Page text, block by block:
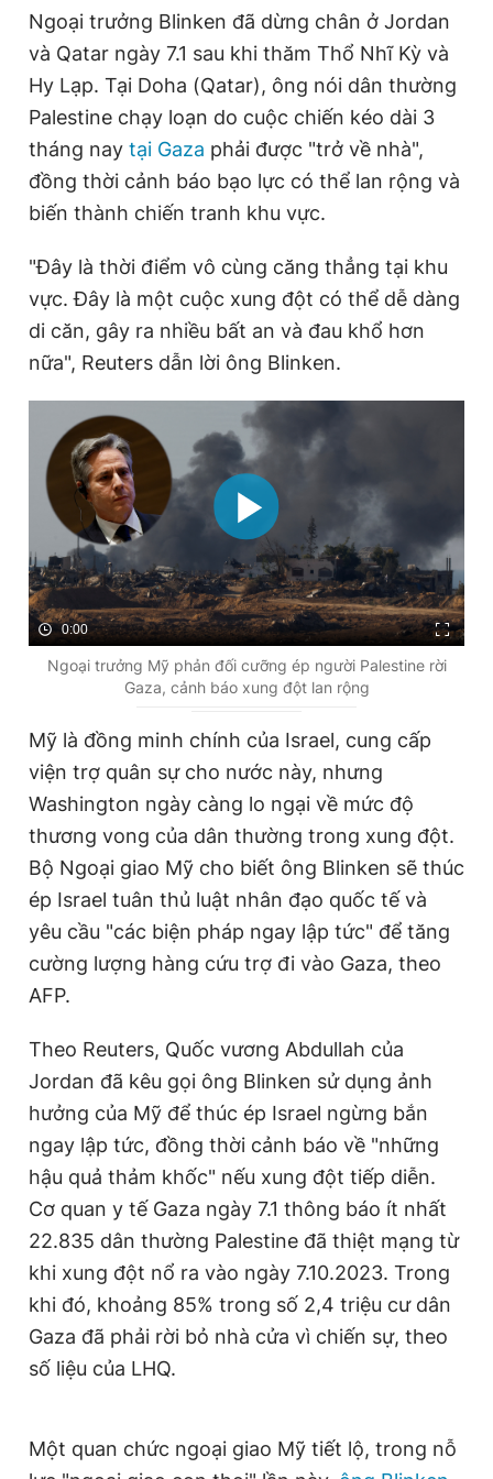
Giấy phép xuất bản số 110/GP - BTTTT cấp ngày 24.3.2020
© 2003-2026 Bản quyền thuộc về Báo Thanh Niên. Cấm sao
chép dưới mọi hình thức nếu không có sự chấp thuận bằng văn
bản. Phát triển bởi ePi Technologies, JSC.
Ngoại trưởng Blinken đã dừng chân ở Jordan
và Qatar ngày 7.1 sau khi thăm Thổ Nhĩ Kỳ và
Hy Lạp. Tại Doha (Qatar), ông nói dân thường
Palestine chạy loạn do cuộc chiến kéo dài 3
tháng nay tại Gaza phải được "trở về nhà",
đồng thời cảnh báo bạo lực có thể lan rộng và
biến thành chiến tranh khu vực.
"Đây là thời điểm vô cùng căng thẳng tại khu
vực. Đây là một cuộc xung đột có thể dễ dàng
di căn, gây ra nhiều bất an và đau khổ hơn
nữa", Reuters dẫn lời ông Blinken.
0:00
Ngoại trưởng Mỹ phản đối cưỡng ép người Palestine rời
Gaza, cảnh báo xung đột lan rộng
Mỹ là đồng minh chính của Israel, cung cấp
viện trợ quân sự cho nước này, nhưng
Washington ngày càng lo ngại về mức độ
thương vong của dân thường trong xung đột.
Bộ Ngoại giao Mỹ cho biết ông Blinken sẽ thúc
ép Israel tuân thủ luật nhân đạo quốc tế và
yêu cầu "các biện pháp ngay lập tức" để tăng
cường lượng hàng cứu trợ đi vào Gaza, theo
AFP.
Theo Reuters, Quốc vương Abdullah của
Jordan đã kêu gọi ông Blinken sử dụng ảnh
hưởng của Mỹ để thúc ép Israel ngừng bắn
ngay lập tức, đồng thời cảnh báo về "những
hậu quả thảm khốc" nếu xung đột tiếp diễn.
Cơ quan y tế Gaza ngày 7.1 thông báo ít nhất
22.835 dân thường Palestine đã thiệt mạng từ
khi xung đột nổ ra vào ngày 7.10.2023. Trong
khi đó, khoảng 85% trong số 2,4 triệu cư dân
Gaza đã phải rời bỏ nhà cửa vì chiến sự, theo
số liệu của LHQ.
Một quan chức ngoại giao Mỹ tiết lộ, trong nỗ